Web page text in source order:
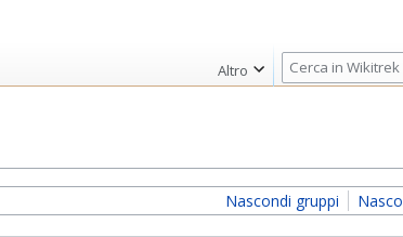
Nascondi gruppi
Altro
R
i
r
c
a